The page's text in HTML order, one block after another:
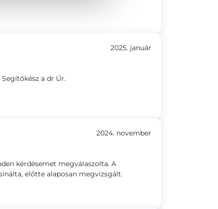
2025. január
a dr Úr.
2024. november
kérdésemet megválaszolta. A
előtte alaposan megvizsgált.